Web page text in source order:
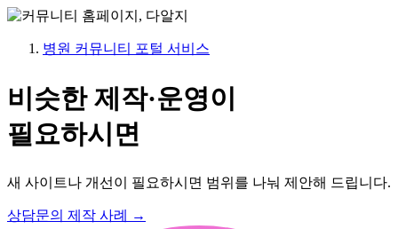
병원 커뮤니티 포털 서비스
비슷한 제작·운영이
필요하시면
새 사이트나 개선이 필요하시면 범위를 나눠 제안해 드립니다.
상담문의 제작 사례 →